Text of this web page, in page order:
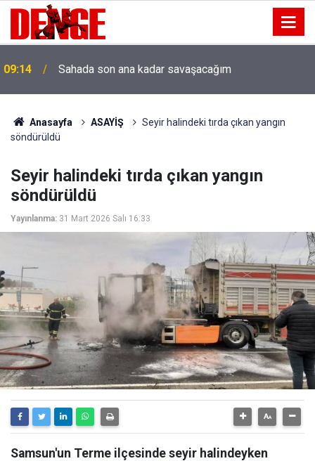
09:14 Sahada son ana kadar savaşacağım
Anasayfa ASAYİŞ
Seyir halindeki tırda çıkan yangın
söndürüldü
Seyir halindeki tırda çıkan yangın
söndürüldü
Yayınlanma: 31 Mart 2026 Salı 16:33
Samsun'un Terme ilçesinde seyir halindeyken